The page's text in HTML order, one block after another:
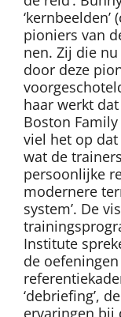
pioniers van
nen. Zij die
door deze
haar werkt
Boston
viel het op dat
wat de
persoonlijke
modernere
system’. De
Institute
de
‘debriefing’,
ervaringen bij